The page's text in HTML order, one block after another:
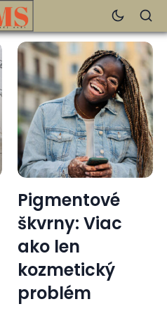
Pigmentové
škvrny: Viac
ako len
kozmetický
problém